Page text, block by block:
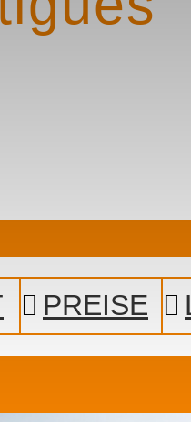
PREISE